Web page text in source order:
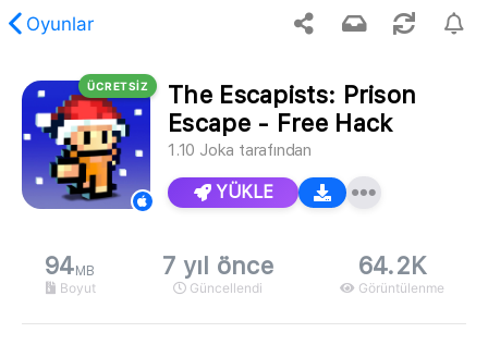
Oyunlar
içerik bulunamadı.
ÜCRETSİZ
The Escapists: Prison
Escape - Free Hack
1.10 Joka tarafından
YÜKLE
94 MB
Boyut
7 yıl önce
Güncellendi
64.2K
Görüntülenme